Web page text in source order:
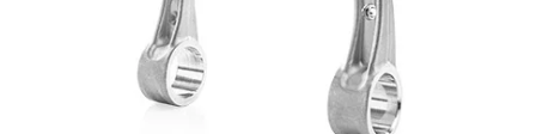
Alloggiamento carter cilindrico
Scatola del cambio